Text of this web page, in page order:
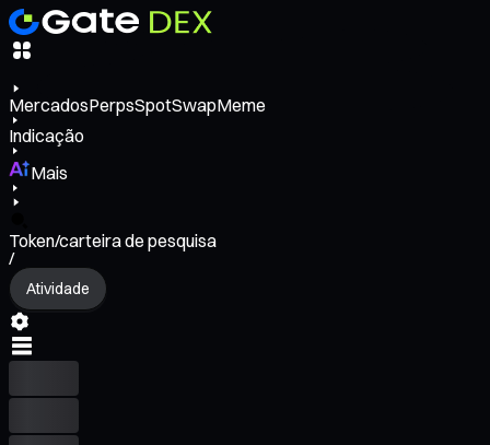
MercadosPerpsSpotSwapMeme
Indicação
Mais
Token/carteira de pesquisa
/
Atividade